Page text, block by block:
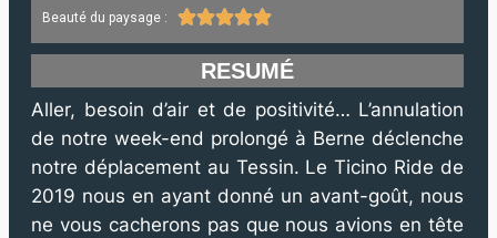
Beauté du paysage : 
RESUMÉ
Aller, besoin d’air et de positivité… L’annulation
de notre week-end prolongé à Berne déclenche
notre déplacement au Tessin. Le Ticino Ride de
2019 nous en ayant donné un avant-goût, nous
ne vous cacherons pas que nous avions en tête